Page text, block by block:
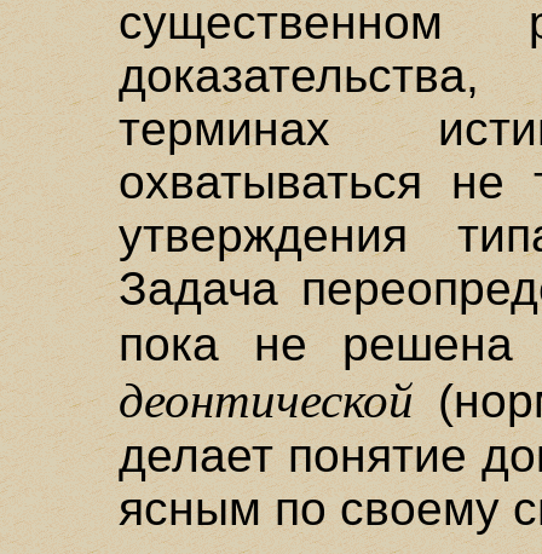
существенном
терминах
охватываться
утверждения
Задача
пока не
деонтической
делает понятие
ясным по своему